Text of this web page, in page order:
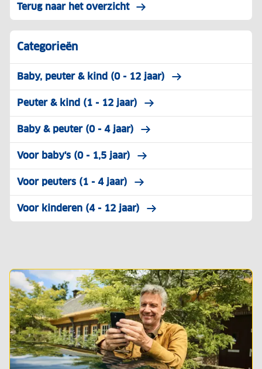
Terug naar het overzicht
Categorieën
Baby, peuter & kind (0 - 12 jaar)
Peuter & kind (1 - 12 jaar)
Baby & peuter (0 - 4 jaar)
Voor baby's (0 - 1,5 jaar)
Voor peuters (1 - 4 jaar)
Voor kinderen (4 - 12 jaar)